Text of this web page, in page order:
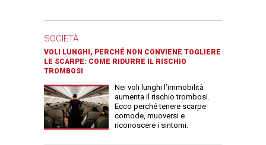
SOCIETÀ
VOLI LUNGHI, PERCHÉ NON CONVIENE TOGLIERE
LE SCARPE: COME RIDURRE IL RISCHIO
TROMBOSI
Nei voli lunghi l’immobilità
aumenta il rischio trombosi.
Ecco perché tenere scarpe
comode, muoversi e
riconoscere i sintomi.